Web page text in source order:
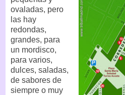
ovaladas, pero
las hay
redondas,
grandes, para
un mordisco,
para varios,
dulces, saladas,
de sabores de
siempre o muy